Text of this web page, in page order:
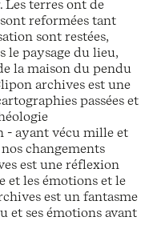
Les terres ont de
reformées tant
sont restées,
le paysage du lieu,
la maison du pendu
archives est une
passées et
- ayant vécu mille et
changements
est une réflexion
et les émotions et le
est un fantasme
et ses émotions avant